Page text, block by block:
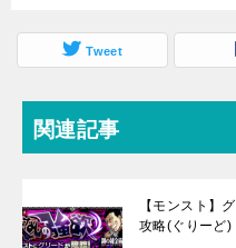
Tweet
関連記事
【モンスト】
攻略(ぐりーど)